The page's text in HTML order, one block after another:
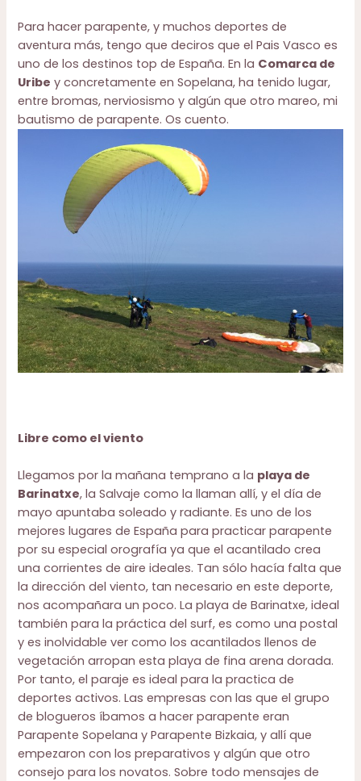
Para hacer parapente, y muchos deportes de
aventura más, tengo que deciros que el Pais Vasco es
uno de los destinos top de España. En la Comarca de
Uribe y concretamente en Sopelana, ha tenido lugar,
entre bromas, nerviosismo y algún que otro mareo, mi
bautismo de parapente. Os cuento.
Libre como el viento
Llegamos por la mañana temprano a la playa de
Barinatxe, la Salvaje como la llaman allí, y el día de
mayo apuntaba soleado y radiante. Es uno de los
mejores lugares de España para practicar parapente
por su especial orografía ya que el acantilado crea
una corrientes de aire ideales. Tan sólo hacía falta que
la dirección del viento, tan necesario en este deporte,
nos acompañara un poco. La playa de Barinatxe, ideal
también para la práctica del surf, es como una postal
y es inolvidable ver como los acantilados llenos de
vegetación arropan esta playa de fina arena dorada.
Por tanto, el paraje es ideal para la practica de
deportes activos. Las empresas con las que el grupo
de blogueros íbamos a hacer parapente eran
Parapente Sopelana yParapente Bizkaia, y allí que
empezaron con los preparativos y algún que otro
consejo para los novatos. Sobre todo mensajes de